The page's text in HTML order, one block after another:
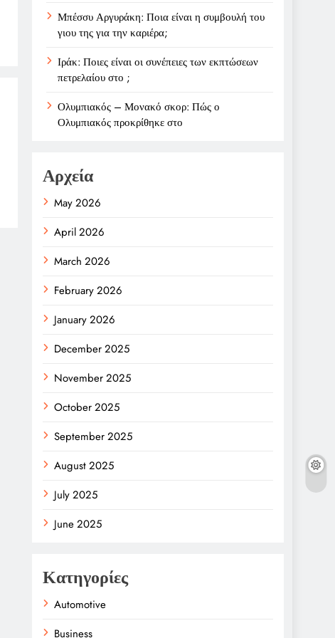
Μπέσσυ Αργυράκη: Ποια είναι η συμβουλή του
γιου της για την καριέρα;
Ιράκ: Ποιες είναι οι συνέπειες των εκπτώσεων
πετρελαίου στο ;
Ολυμπιακός – Μονακό σκορ: Πώς ο
Ολυμπιακός προκρίθηκε στο
Αρχεία
May 2026
April 2026
March 2026
February 2026
January 2026
December 2025
November 2025
October 2025
September 2025
August 2025
July 2025
June 2025
Κατηγορίες
Automotive
Business